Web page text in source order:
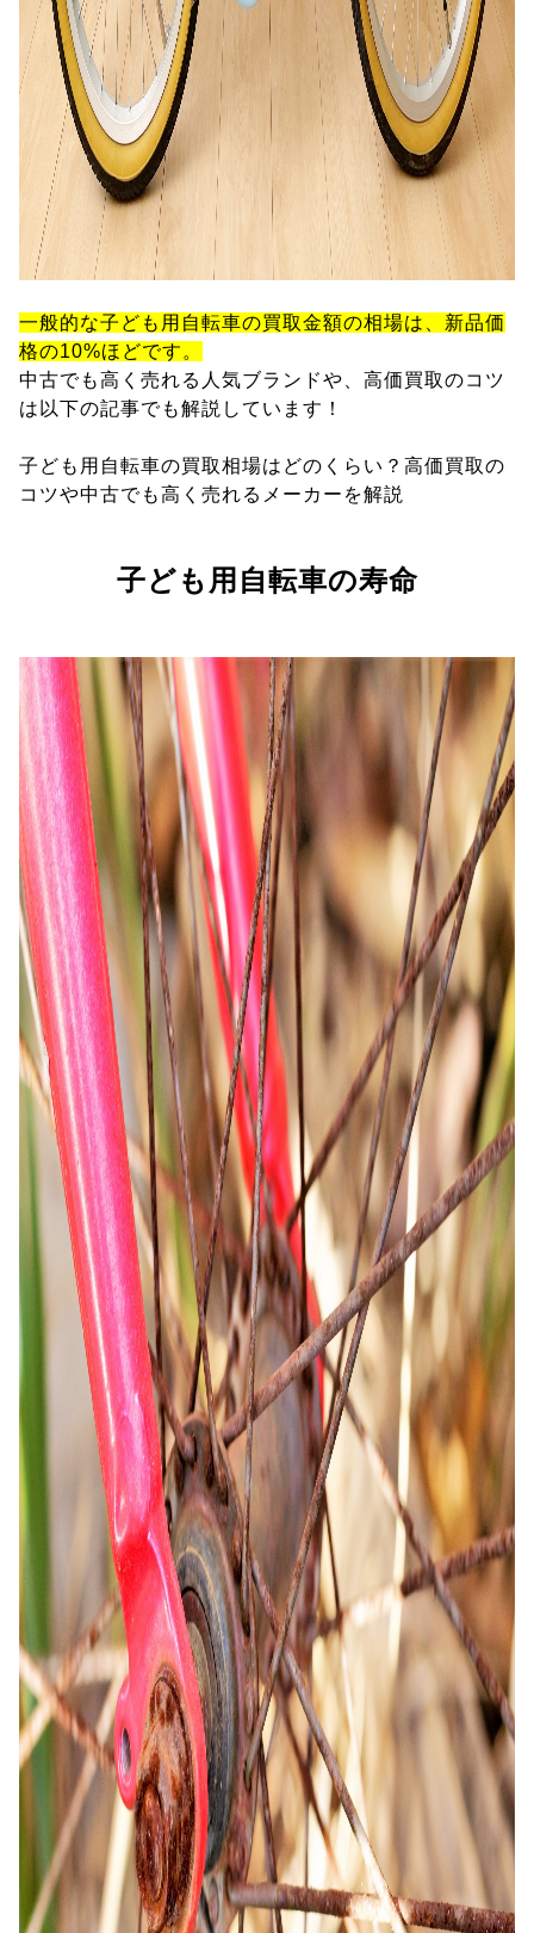
一般的な子ども用自転車の買取金額の相場は、新品価
格の10%ほどです。
中古でも高く売れる人気ブランドや、高価買取のコツ
は以下の記事でも解説しています！
子ども用自転車の買取相場はどのくらい？高価買取の
コツや中古でも高く売れるメーカーを解説
子ども用自転車の寿命